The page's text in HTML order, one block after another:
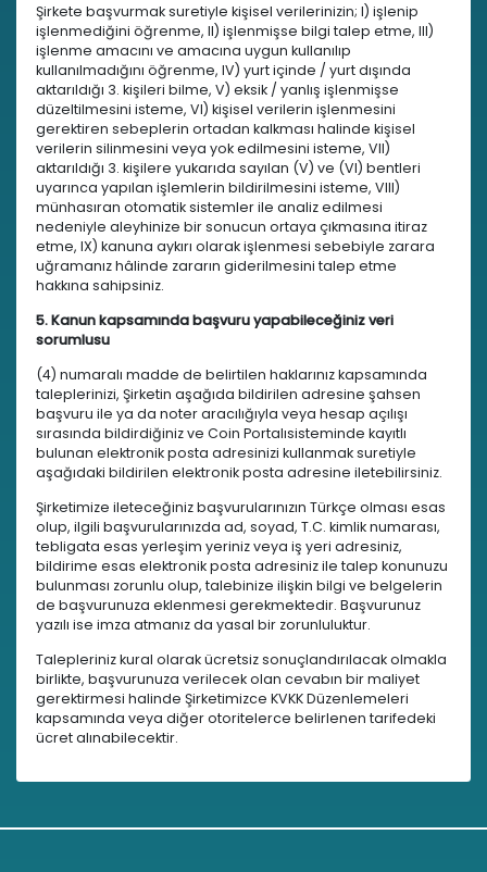
Şirkete başvurmak suretiyle kişisel verilerinizin; I) işlenip
işlenmediğini öğrenme, II) işlenmişse bilgi talep etme, III)
işlenme amacını ve amacına uygun kullanılıp
kullanılmadığını öğrenme, IV) yurt içinde / yurt dışında
aktarıldığı 3. kişileri bilme, V) eksik / yanlış işlenmişse
düzeltilmesini isteme, VI) kişisel verilerin işlenmesini
gerektiren sebeplerin ortadan kalkması halinde kişisel
verilerin silinmesini veya yok edilmesini isteme, VII)
aktarıldığı 3. kişilere yukarıda sayılan (V) ve (VI) bentleri
uyarınca yapılan işlemlerin bildirilmesini isteme, VIII)
münhasıran otomatik sistemler ile analiz edilmesi
nedeniyle aleyhinize bir sonucun ortaya çıkmasına itiraz
etme, IX) kanuna aykırı olarak işlenmesi sebebiyle zarara
uğramanız hâlinde zararın giderilmesini talep etme
hakkına sahipsiniz.
5. Kanun kapsamında başvuru yapabileceğiniz veri
sorumlusu
(4) numaralı madde de belirtilen haklarınız kapsamında
taleplerinizi, Şirketin aşağıda bildirilen adresine şahsen
başvuru ile ya da noter aracılığıyla veya hesap açılışı
sırasında bildirdiğiniz ve Coin Portalısisteminde kayıtlı
bulunan elektronik posta adresinizi kullanmak suretiyle
aşağıdaki bildirilen elektronik posta adresine iletebilirsiniz.
Şirketimize ileteceğiniz başvurularınızın Türkçe olması esas
olup, ilgili başvurularınızda ad, soyad, T.C. kimlik numarası,
tebligata esas yerleşim yeriniz veya iş yeri adresiniz,
bildirime esas elektronik posta adresiniz ile talep konunuzu
bulunması zorunlu olup, talebinize ilişkin bilgi ve belgelerin
de başvurunuza eklenmesi gerekmektedir. Başvurunuz
yazılı ise imza atmanız da yasal bir zorunluluktur.
Talepleriniz kural olarak ücretsiz sonuçlandırılacak olmakla
birlikte, başvurunuza verilecek olan cevabın bir maliyet
gerektirmesi halinde Şirketimizce KVKK Düzenlemeleri
kapsamında veya diğer otoritelerce belirlenen tarifedeki
ücret alınabilecektir.